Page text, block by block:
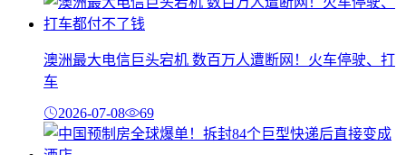
澳洲最大电信巨头宕机 数百万人遭断网！火车停驶、打
车
2026-07-08 69